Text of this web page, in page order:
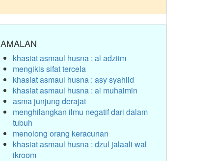
AMALAN
khasiat asmaul husna : al adziim
mengikis sifat tercela
khasiat asmaul husna : asy syahiid
khasiat asmaul husna : al muhaimin
asma junjung derajat
menghilangkan ilmu negatif dari dalam
tubuh
menolong orang keracunan
khasiat asmaul husna : dzul jalaali wal
ikroom